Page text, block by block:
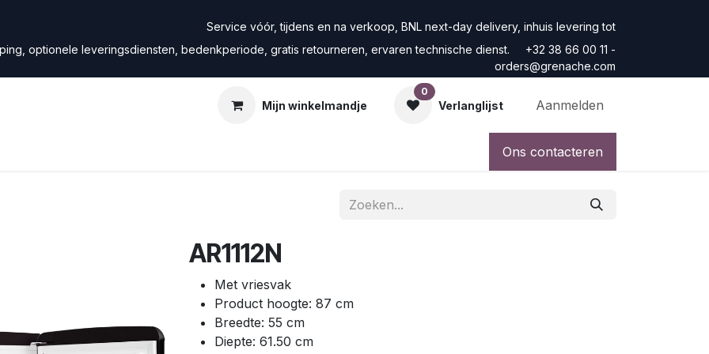
Service vóór, tijdens en na verkoop, BNL next-day delivery, inhuis levering tot
optionele leveringsdiensten, bedenkperiode, gratis retourneren, ervaren technische dienst. +32 38 66 00 11 -
orders@grenache.com
Mijn winkelmandje
0
Verlanglijst Aanmelden
Ons contacteren
AR1112N
Met vriesvak
Product hoogte: 87 cm
Breedte: 55 cm
Diepte: 61.50 cm